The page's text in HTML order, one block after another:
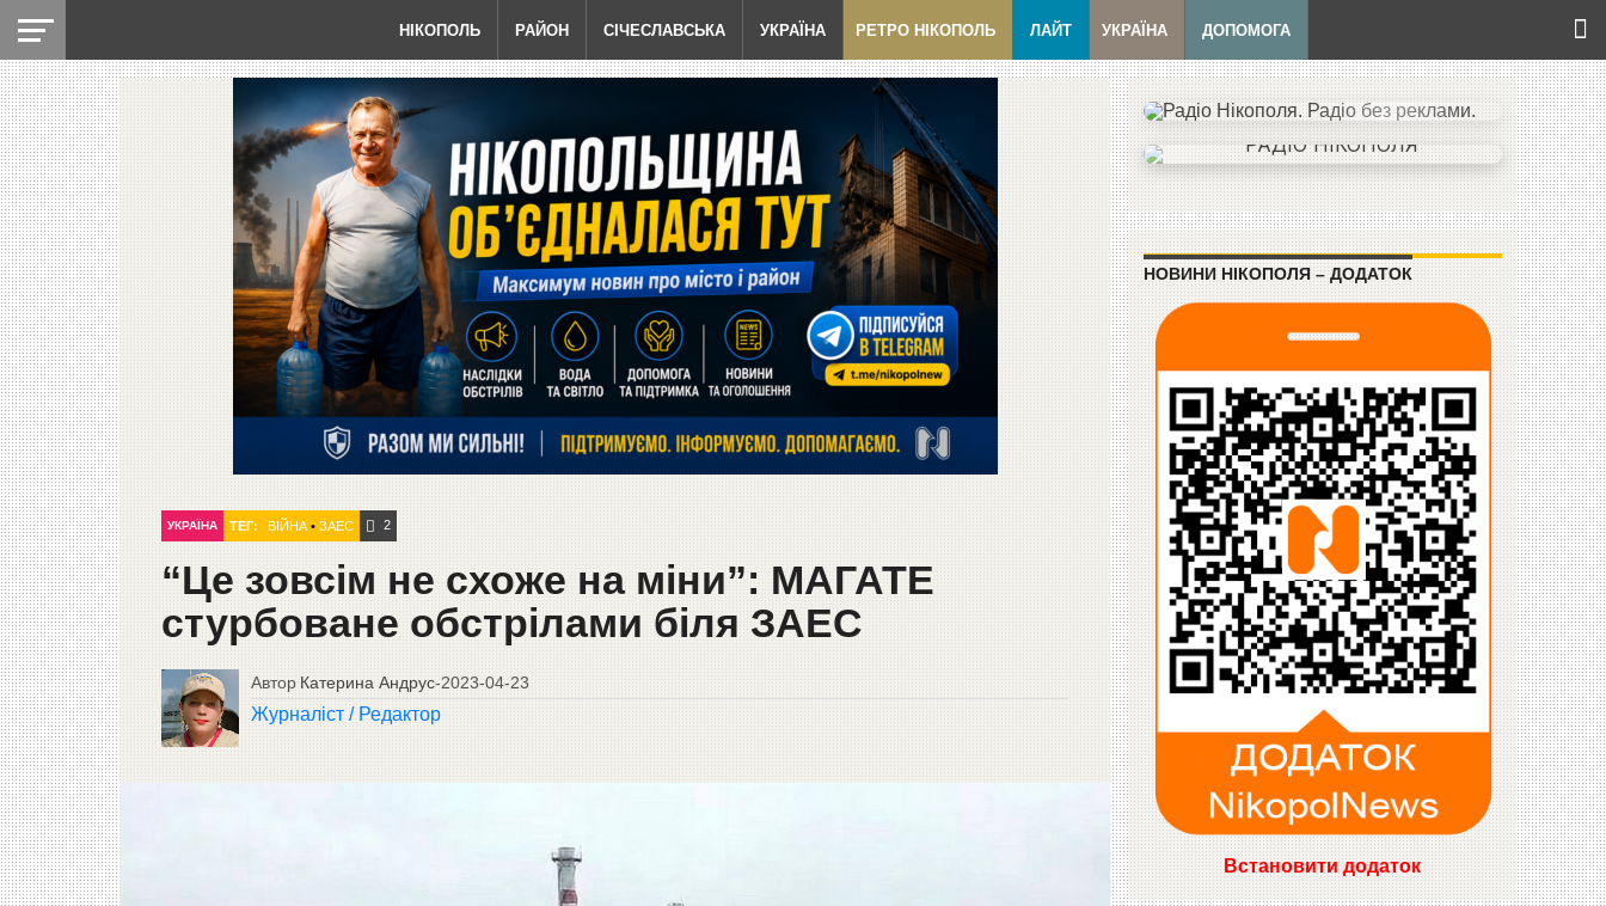
НІКОПОЛЬ РАЙОН СІЧЕСЛАВСЬКА УКРАЇНА РЕТРО НІКОПОЛЬ ЛАЙТ УКРАЇНА ДОПОМОГА
УКРАЇНА ТЕГ: ВІЙНА• ЗАЕС 2
“Це зовсім не схоже на міни”: МАГАТЕ
стурбоване обстрілами біля ЗАЕС
Автор Катерина Андрус-2023-04-23
Журналіст / Редактор
НОВИНИ НІКОПОЛЯ – ДОДАТОК
Встановити додаток